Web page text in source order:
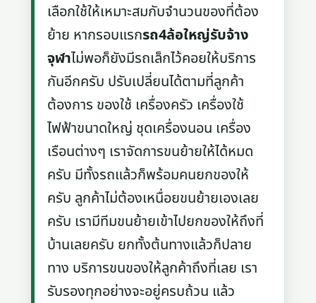
เลือกใช้ให้เหมาะสมกับจำนวนของที่ต้อง
ย้าย หากรอบแรกรถ4ล้อใหญ่รับจ้าง
จุฬาไม่พอก็ยังมีรถเล็กไว้คอยให้บริการ
กันอีกครับ ปรับเปลี่ยนได้ตามที่ลูกค้า
ต้องการ ของใช้ เครื่องครัว เครื่องใช้
ไฟฟ้าขนาดใหญ่ ชุดเครื่องนอน เครื่อง
เรือนต่างๆ เราจัดการขนย้ายให้ได้หมด
ครับ มีทั้งรถแล้วก็พร้อมคนยกของให้
ครับ ลูกค้าไม่ต้องเหนื่อยขนย้ายเองเลย
ครับ เรามีทีมขนย้ายเข้าไปยกของให้ถึงที่
บ้านเลยครับ ยกทั้งต้นทางแล้วก็ปลาย
ทาง บริการขนของให้ลูกค้าถึงที่เลย เรา
รับรองทุกอย่างจะอยู่ครบถ้วน แล้ว